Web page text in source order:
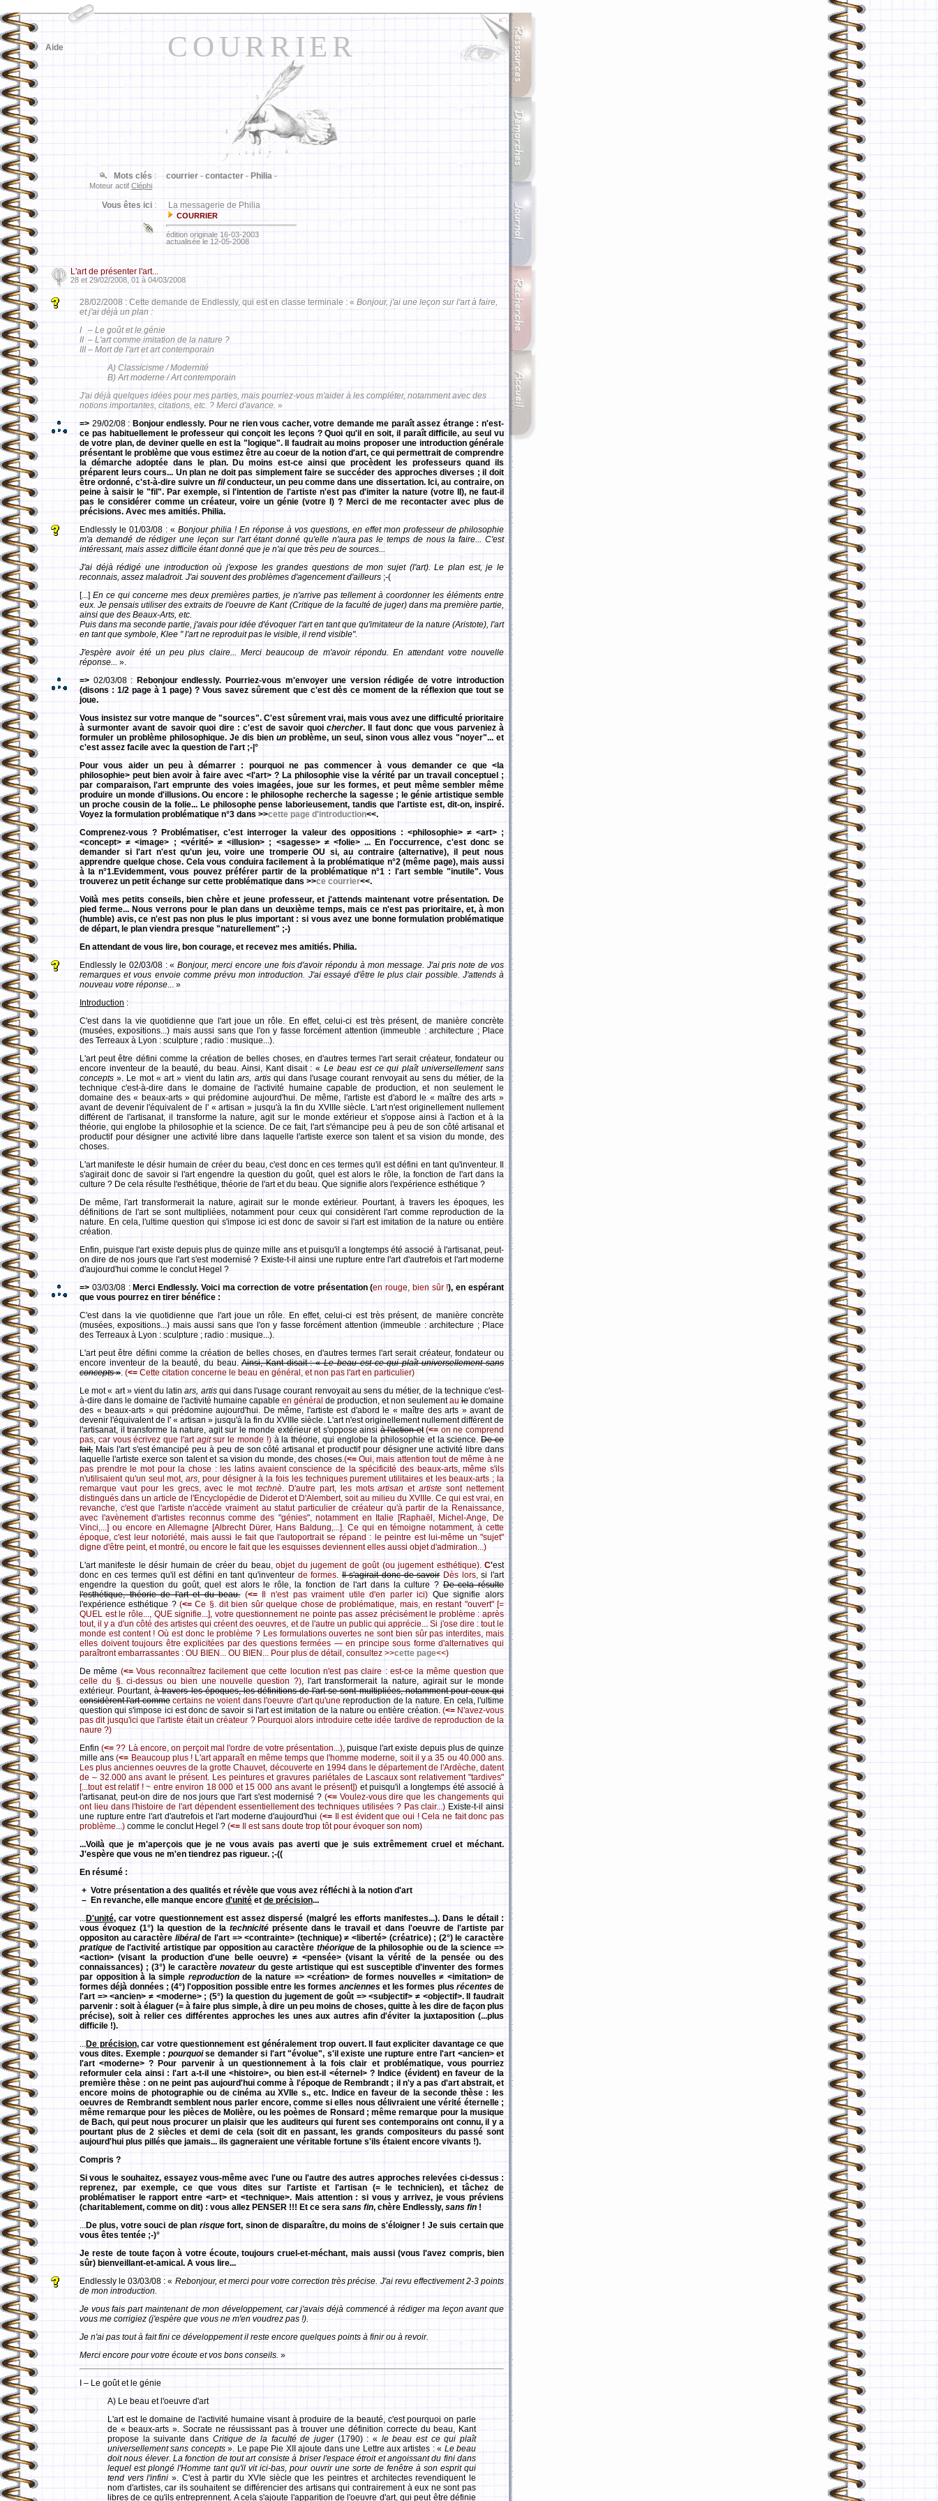
COURRIER
Aide
Mots clés :
Moteur actif Cléphi
courrier - contacter - Philia -
Vous êtes ici : La messagerie de Philia
COURRIER
édition originale 16-03-2003
actualisée le 12-05-2008
L'art de présenter l'art...
28 et 29/02/2008, 01 à 04/03/2008
28/02/2008 : Cette demande de Endlessly, qui est en classe terminale : « Bonjour, j'ai une leçon sur l'art à faire,
et j'ai déjà un plan :
I – Le goût et le génie
II – L'art comme imitation de la nature ?
III – Mort de l'art et art contemporain
A) Classicisme / Modernité
B) Art moderne / Art contemporain
J'ai déjà quelques idées pour mes parties, mais pourriez-vous m'aider à les compléter, notamment avec des
notions importantes, citations, etc. ? Merci d'avance. »
=> 29/02/08 : Bonjour endlessly. Pour ne rien vous cacher, votre demande me paraît assez étrange : n'est-
ce pas habituellement le professeur qui conçoit les leçons ? Quoi qu'il en soit, il paraît difficile, au seul vu
de votre plan, de deviner quelle en est la "logique". Il faudrait au moins proposer une introduction générale
présentant le problème que vous estimez être au coeur de la notion d'art, ce qui permettrait de comprendre
la démarche adoptée dans le plan. Du moins est-ce ainsi que procèdent les professeurs quand ils
préparent leurs cours... Un plan ne doit pas simplement faire se succéder des approches diverses ; il doit
être ordonné, c'st-à-dire suivre un filconducteur, un peu comme dans une dissertation. Ici, au contraire, on
peine à saisir le "fil". Par exemple, si l'intention de l'artiste n'est pas d'imiter la nature (votre II), ne faut-il
pas le considérer comme un créateur, voire un génie (votre I) ? Merci de me recontacter avec plus de
précisions. Avec mes amitiés. Philia.
Endlessly le 01/03/08 : « Bonjour philia ! En réponse à vos questions, en effet mon professeur de philosophie
m'a demandé de rédiger une leçon sur l'art étant donné qu'elle n'aura pas le temps de nous la faire... C'est
intéressant, mais assez difficile étant donné que je n'ai que très peu de sources...
J'ai déjà rédigé une introduction où j'expose les grandes questions de mon sujet (l'art). Le plan est, je le
reconnais, assez maladroit. J'ai souvent des problèmes d'agencement d'ailleurs ;-(
[...] En ce qui concerne mes deux premières parties, je n'arrive pas tellement à coordonner les éléments entre
eux. Je pensais utiliser des extraits de l'oeuvre de Kant (Critique de la faculté de juger) dans ma première partie,
ainsi que des Beaux-Arts, etc.
Puis dans ma seconde partie, j'avais pour idée d'évoquer l'art en tant que qu'imitateur de la nature (Aristote), l'art
en tant que symbole, Klee " l'art ne reproduit pas le visible, il rend visible".
J'espère avoir été un peu plus claire... Merci beaucoup de m'avoir répondu. En attendant votre nouvelle
réponse... ».
=> 02/03/08 : Rebonjour endlessly. Pourriez-vous m'envoyer une version rédigée de votre introduction
(disons : 1/2 page à 1 page) ? Vous savez sûrement que c'est dès ce moment de la réflexion que tout se
joue.
Vous insistez sur votre manque de "sources". C'est sûrement vrai, mais vous avez une difficulté prioritaire
à surmonter avant de savoir quoi dire : c'est de savoir quoichercher. Il faut donc que vous parveniez à
formuler un problème philosophique. Je dis bien un problème, un seul, sinon vous allez vous "noyer"... et
c'est assez facile avec la question de l'art ;-|°
Pour vous aider un peu à démarrer : pourquoi ne pas commencer à vous demander ce que <la
philosophie> peut bien avoir à faire avec <l'art> ? La philosophie vise la vérité par un travail conceptuel ;
par comparaison, l'art emprunte des voies imagées, joue sur les formes, et peut même sembler même
produire un monde d'illusions. Ou encore : le philosophe recherche la sagesse ; le génie artistique semble
un proche cousin de la folie... Le philosophe pense laborieusement, tandis que l'artiste est, dit-on, inspiré.
Voyez la formulation problématique n°3 dans >>cette page d'introduction<<.
Comprenez-vous ? Problématiser, c'est interroger la valeur des oppositions : <philosophie> ≠ <art> ;
<concept> ≠ <image> ; <vérité> ≠ <illusion> ; <sagesse> ≠ <folie> ... En l'occurrence, c'est donc se
demander si l'art n'est qu'un jeu, voire une tromperie OU si, au contraire (alternative), il peut nous
apprendre quelque chose. Cela vous conduira facilement à la problématique n°2 (même page), mais aussi
à la n°1.Evidemment, vous pouvez préférer partir de la problématique n°1 : l'art semble "inutile". Vous
trouverez un petit échange sur cette problématique dans >>ce courrier<<.
Voilà mes petits conseils, bien chère et jeune professeur, et j'attends maintenant votre présentation. De
pied ferme... Nous verrons pour le plan dans un deuxième temps, mais ce n'est pas prioritaire, et, à mon
(humble) avis, ce n'est pas non plus le plus important : si vous avez une bonne formulation problématique
de départ, le plan viendra presque "naturellement" ;-)
En attendant de vous lire, bon courage, et recevez mes amitiés. Philia.
Endlessly le 02/03/08 : «Bonjour, merci encore une fois d'avoir répondu à mon message. J'ai pris note de vos
remarques et vous envoie comme prévu mon introduction. J'ai essayé d'être le plus clair possible. J'attends à
nouveau votre réponse... »
Introduction :
C'est dans la vie quotidienne que l'art joue un rôle. En effet, celui-ci est très présent, de manière concrète
(musées, expositions...) mais aussi sans que l'on y fasse forcément attention (immeuble : architecture ; Place
des Terreaux à Lyon : sculpture ; radio : musique...).
L'art peut être défini comme la création de belles choses, en d'autres termes l'art serait créateur, fondateur ou
encore inventeur de la beauté, du beau. Ainsi, Kant disait : «Le beau est ce qui plaît universellement sans
concepts ». Le mot « art » vient du latinars, artisqui dans l'usage courant renvoyait au sens du métier, de la
technique c'est-à-dire dans le domaine de l'activité humaine capable de production, et non seulement le
domaine des « beaux-arts » qui prédomine aujourd'hui. De même, l'artiste est d'abord le « maître des arts »
avant de devenir l'équivalent de l' « artisan » jusqu'à la fin du XVIIIe siècle. L'art n'est originellement nullement
différent de l'artisanat, il transforme la nature, agit sur le monde extérieur et s'oppose ainsi à l'action et à la
théorie, qui englobe la philosophie et la science. De ce fait, l'art s'émancipe peu à peu de son côté artisanal et
productif pour désigner une activité libre dans laquelle l'artiste exerce son talent et sa vision du monde, des
choses.
L'art manifeste le désir humain de créer du beau, c'est donc en ces termes qu'il est défini en tant qu'inventeur. Il
s'agirait donc de savoir si l'art engendre la question du goût, quel est alors le rôle, la fonction de l'art dans la
culture ? De cela résulte l'esthétique, théorie de l'art et du beau. Que signifie alors l'expérience esthétique ?
De même, l'art transformerait la nature, agirait sur le monde extérieur. Pourtant, à travers les époques, les
définitions de l'art se sont multipliées, notamment pour ceux qui considèrent l'art comme reproduction de la
nature. En cela, l'ultime question qui s'impose ici est donc de savoir si l'art est imitation de la nature ou entière
création.
Enfin, puisque l'art existe depuis plus de quinze mille ans et puisqu'il a longtemps été associé à l'artisanat, peut-
on dire de nos jours que l'art s'est modernisé ? Existe-t-il ainsi une rupture entre l'art d'autrefois et l'art moderne
d'aujourd'hui comme le conclut Hegel ?
=> 03/03/08 : Merci Endlessly. Voici ma correction de votre présentation (en rouge, bien sûr !), en espérant
que vous pourrez en tirer bénéfice :
C'est dans la vie quotidienne que l'art joue un rôle. En effet, celui-ci est très présent, de manière concrète
(musées, expositions...) mais aussi sans que l'on y fasse forcément attention (immeuble : architecture ; Place
des Terreaux à Lyon : sculpture ; radio : musique...).
L'art peut être défini comme la création de belles choses, en d'autres termes l'art serait créateur, fondateur ou
encore inventeur de la beauté, du beau.Ainsi, Kant disait : «Le beau est ce qui plaît universellement sans
concepts». (<= Cette citation concerne le beau en général, et non pas l'art en particulier)
Le mot « art » vient du latinars, artisqui dans l'usage courant renvoyait au sens du métier, de la technique c'est-
à-dire dans le domaine de l'activité humaine capable en général de production, et non seulementau le domaine
des « beaux-arts » qui prédomine aujourd'hui. De même, l'artiste est d'abord le « maître des arts » avant de
devenir l'équivalent de l' « artisan » jusqu'à la fin du XVIIIe siècle. L'art n'est originellement nullement différent de
l'artisanat, il transforme la nature, agit sur le monde extérieur et s'oppose ainsià l'action et (<= on ne comprend
pas, car vous écrivez que l'art agitsur le monde !) à la théorie, qui englobe la philosophie et la science.De ce
fait, Mais l'art s'est émancipé peu à peu de son côté artisanal et productif pour désigner une activité libre dans
laquelle l'artiste exerce son talent et sa vision du monde, des choses.(<=Oui, mais attention tout de même à ne
pas prendre le mot pour la chose : les latins avaient conscience de la spécificité des beaux-arts, même s'ils
n'utilisaient qu'un seul mot,ars, pour désigner à la fois les techniques purement utilitaires et les beaux-arts ; la
remarque vaut pour les grecs, avec le mottechnè. D'autre part, les motsartisan etartiste sont nettement
distingués dans un article de l'Encyclopédie de Diderot et D'Alembert, soit au milieu du XVIIIe. Ce qui est vrai, en
revanche, c'est que l'artiste n'accède vraiment au statut particulier de créateur qu'à partir de la Renaissance,
avec l'avènement d'artistes reconnus comme des "génies", notamment en Italie [Raphaël, Michel-Ange, De
Vinci,...] ou encore en Allemagne [Albrecht Dürer, Hans Baldung,...]. Ce qui en témoigne notamment, à cette
époque, c'est leur notoriété, mais aussi le fait que l'autoportrait se répand : le peintre est lui-même un "sujet"
digne d'être peint, et montré, ou encore le fait que les esquisses deviennent elles aussi objet d'admiration...)
L'art manifeste le désir humain de créer du beau, objet du jugement de goût (ou jugement esthétique).C'est
donc en ces termes qu'il est défini en tant qu'inventeur de formes.Il s'agirait donc de savoir Dès lors,si l'art
engendre la question du goût, quel est alors le rôle, la fonction de l'art dans la culture ?De cela résulte
l'esthétique, théorie de l'art et du beau. (<=Il n'est pas vraiment utile d'en parler ici) Que signifie alors
l'expérience esthétique ?(<= Ce §. dit bien sûr quelque chose de problématique, mais, en restant "ouvert" [=
QUEL est le rôle..., QUE signifie...], votre questionnement ne pointe pas assez précisément le problème : après
tout, il y a d'un côté des artistes qui créent des oeuvres, et de l'autre un public qui apprécie... Si j'ose dire : tout le
monde est content ! Où est donc le problème ? Les formulations ouvertes ne sont bien sûr pas interdites, mais
elles doivent toujours être explicitées par des questions fermées — en principe sous forme d'alternatives qui
paraîtront embarrassantes : OU BIEN... OU BIEN... Pour plus de détail, consultez >>cette page<<)
De même (<=Vous reconnaîtrez facilement que cette locution n'est pas claire : est-ce la même question que
celle du §. ci-dessus ou bien une nouvelle question ?), l'art transformerait la nature, agirait sur le monde
extérieur. Pourtant,à travers les époques, les définitions de l'art se sont multipliées, notamment pour ceux qui
considèrent l'art comme certains ne voient dans l'oeuvre d'art qu'unereproduction de la nature. En cela, l'ultime
question qui s'impose ici est donc de savoir si l'art est imitation de la nature ou entière création.(<=N'avez-vous
pas dit jusqu'ici que l'artiste était un créateur ? Pourquoi alors introduire cette idée tardive de reproduction de la
naure ?)
Enfin(<= ?? Là encore, on perçoit mal l'ordre de votre présentation...), puisque l'art existe depuis plus de quinze
mille ans(<= Beaucoup plus ! L'art apparaît en même temps que l'homme moderne, soit il y a 35 ou 40.000 ans.
Les plus anciennes oeuvres de la grotte Chauvet, découverte en 1994 dans le département de l'Ardèche, datent
de – 32.000 ans avant le présent. Les peintures et gravures pariétales de Lascaux sont relativement "tardives"
[...tout est relatif ! ~ entre environ 18 000 et 15 000 ans avant le présent]) et puisqu'il a longtemps été associé à
l'artisanat, peut-on dire de nos jours que l'art s'est modernisé ? (<=Voulez-vous dire que les changements qui
ont lieu dans l'histoire de l'art dépendent essentiellement des techniques utilisées ? Pas clair...) Existe-t-il ainsi
une rupture entre l'art d'autrefois et l'art moderne d'aujourd'hui (<=Il est évident que oui ! Cela ne fait donc pas
problème...) comme le conclut Hegel ? (<= Il est sans doute trop tôt pour évoquer son nom)
...Voilà que je m'aperçois que je ne vous avais pas averti que je suis extrêmement cruel et méchant.
J'espère que vous ne m'en tiendrez pas rigueur. ;-((
En résumé :
+ Votre présentation a des qualités et révèle que vous avez réfléchi à la notion d'art
– En revanche, elle manque encore d'unité et de précision...
...D'unité, car votre questionnement est assez dispersé (malgré les efforts manifestes...). Dans le détail :
vous évoquez (1°) la question de la technicitéprésente dans le travail et dans l'oeuvre de l'artiste par
oppositon au caractère libéralde l'art => <contrainte> (technique) ≠ <liberté> (créatrice) ; (2°) le caractère
pratique de l'activité artistique par opposition au caractère théoriquede la philosophie ou de la science =>
<action> (visant la production d'une belle oeuvre) ≠ <pensée> (visant la vérité de la pensée ou des
connaissances) ; (3°) le caractère novateurdu geste artistique qui est susceptible d'inventer des formes
par opposition à la simple reproductionde la nature => <création> de formes nouvelles ≠ <imitation> de
formes déjà données ; (4°) l'opposition possible entre les formes ancienneset les formes plus récentesde
l'art => <ancien> ≠ <moderne> ; (5°) la question du jugement de goût => <subjectif> ≠ <objectif>. Il faudrait
parvenir : soit à élaguer (= à faire plus simple, à dire un peu moins de choses, quitte à les dire de façon plus
précise), soit à relier ces différentes approches les unes aux autres afin d'éviter la juxtaposition (...plus
difficile !).
...De précision, car votre questionnement est généralement trop ouvert. Il faut expliciter davantage ce que
vous dites. Exemple : pourquoise demander si l'art "évolue", s'il existe une rupture entre l'art <ancien> et
l'art <moderne> ? Pour parvenir à un questionnement à la fois clair et problématique, vous pourriez
reformuler cela ainsi : l'art a-t-il une <histoire>, ou bien est-il <éternel> ? Indice (évident) en faveur de la
première thèse : on ne peint pas aujourd'hui comme à l'époque de Rembrandt ; il n'y a pas d'art abstrait, et
encore moins de photographie ou de cinéma au XVIIe s., etc. Indice en faveur de la seconde thèse : les
oeuvres de Rembrandt semblent nous parler encore, comme si elles nous délivraient une vérité éternelle ;
même remarque pour les pièces de Molière, ou les poèmes de Ronsard ; même remarque pour la musique
de Bach, qui peut nous procurer un plaisir que les auditeurs qui furent ses contemporains ont connu, il y a
pourtant plus de 2 siècles et demi de cela (soit dit en passant, les grands compositeurs du passé sont
aujourd'hui plus pillés que jamais... ils gagneraient une véritable fortune s'ils étaient encore vivants !).
Compris ?
Si vous le souhaitez, essayez vous-même avec l'une ou l'autre des autres approches relevées ci-dessus :
reprenez, par exemple, ce que vous dites sur l'artiste et l'artisan (= le technicien), et tâchez de
problématiser le rapport entre <art> et <technique>. Mais attention : si vous y arrivez, je vous préviens
(charitablement, comme on dit) : vous allez PENSER !!! Et ce serasans fin, chère Endlessly, sans fin!
...De plus, votre souci de plan risquefort, sinon de disparaître, du moins de s'éloigner ! Je suis certain que
vous êtes tentée ;-)°
Je reste de toute façon à votre écoute, toujours cruel-et-méchant, mais aussi (vous l'avez compris, bien
sûr) bienveillant-et-amical. A vous lire...
Endlessly le 03/03/08 : « Rebonjour, et merci pour votre correction très précise. J'ai revu effectivement 2-3 points
de mon introduction.
Je vous fais part maintenant de mon développement, car j'avais déjà commencé à rédiger ma leçon avant que
vous me corrigiez (j'espère que vous ne m'en voudrez pas !).
Je n'ai pas tout à fait fini ce développement il reste encore quelques points à finir ou à revoir.
Merci encore pour votre écoute et vos bons conseils. »
I – Le goût et le génie
A) Le beau et l'oeuvre d'art
L'art est le domaine de l'activité humaine visant à produire de la beauté, c'est pourquoi on parle
de « beaux-arts ». Socrate ne réussissant pas à trouver une définition correcte du beau, Kant
propose la suivante dans Critique de la faculté de juger(1790) : « le beau est ce qui plaît
universellement sans concepts». Le pape Pie XII ajoute dans une Lettre aux artistes : « Le beau
doit nous élever. La fonction de tout art consiste à briser l'espace étroit et angoissant du fini dans
lequel est plongé l'Homme tant qu'il vit ici-bas, pour ouvrir une sorte de fenêtre à son esprit qui
tend vers l'infini ». C'est à partir du XVIe siècle que les peintres et architectes revendiquent le
nom d'artistes, car ils souhaitent se différencier des artisans qui contrairement à eux ne sont pas
libres de ce qu'ils entreprennent. A cela s'ajoute l'apparition de l'oeuvre d'art, qui peut être définie